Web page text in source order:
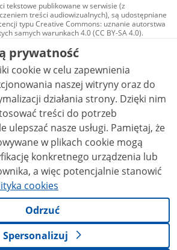
tekstowe publikowane w serwisie (z
treści audiowizualnych), są udostępniane
typu Creative Commons: uznanie autorstwa
samych warunkach 4.0 (CC BY-SA 4.0).
audiowizualne, w tym zdjęcia, materiały
i wideo, są udostępniane na licencji typu
Commons: uznanie autorstwa użycie
- bez utworów zależnych 4.0 (CC BY-
4.0), o ile nie jest to stwierdzone inaczej.
prywatność
cookie w celu zapewnienia
naszej witryny oraz do
działania strony. Dzięki nim
treści do potrzeb
nasze usługi. Pamiętaj, że
w plikach cookie mogą
konkretnego urządzenia lub
a więc potencjalnie stanowić
cookies
Odrzuć
Spersonalizuj